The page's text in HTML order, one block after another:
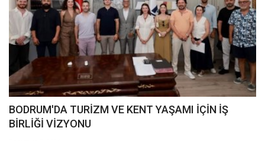
BODRUM'DA TURİZM VE KENT YAŞAMI İÇİN İŞ
BİRLİĞİ VİZYONU